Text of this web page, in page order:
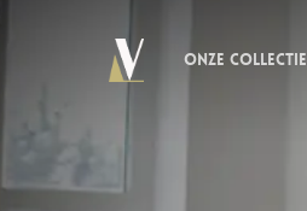
Onze collectie